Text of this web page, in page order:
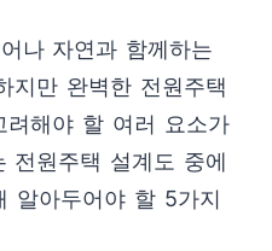
나 자연과 함께하는
지만 완벽한 전원주택
려해야 할 여러 요소가
전원주택 설계도 중에
알아두어야 할 5가지